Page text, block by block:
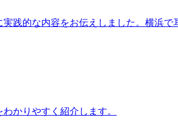
践的な内容をお伝えしました。横浜で
かりやすく紹介します。